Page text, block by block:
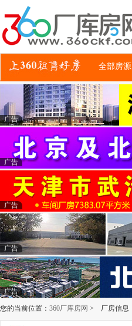
全部房源
广告
广告
广告
广告
广告
您的当前位置： 360厂库房网 > 厂房信息